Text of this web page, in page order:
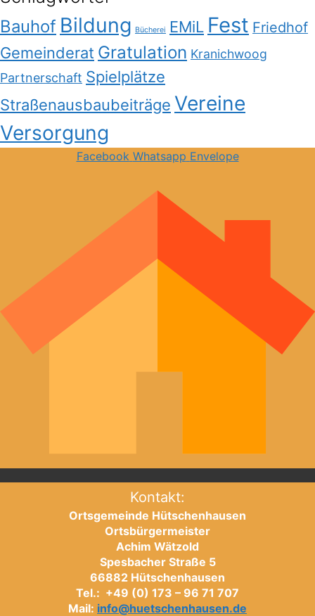
Bauhof Bildung Bücherei EMiL Fest Friedhof
Gemeinderat Gratulation Kranichwoog
Partnerschaft Spielplätze
Straßenausbaubeiträge Vereine
Versorgung
Facebook Whatsapp Envelope
Kontakt:
Ortsgemeinde Hütschenhausen
Ortsbürgermeister
Achim Wätzold
Spesbacher Straße 5
66882 Hütschenhausen
Tel.: +49 (0) 173 – 96 71 707
Mail: info@huetschenhausen.de